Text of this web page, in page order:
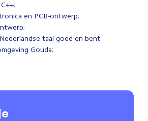
en PCB-ontwerp;
taal goed en bent
Gouda;